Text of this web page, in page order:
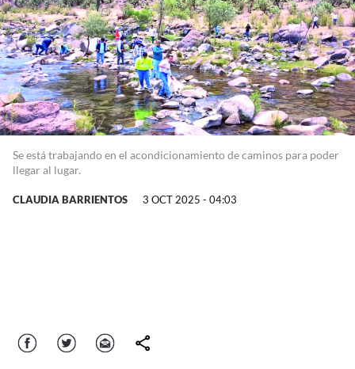
Se está trabajando en el acondicionamiento de caminos para poder
llegar al lugar.
CLAUDIA BARRIENTOS 3 OCT 2025 - 04:03
Facebook Twitter Correo comparte